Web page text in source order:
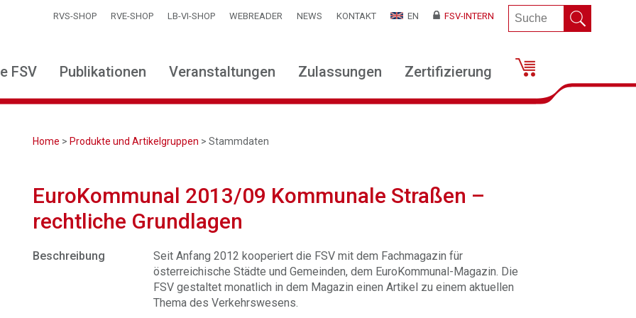
RVS-SHOP RVE-SHOP LB-VI-SHOP WEBREADER NEWS KONTAKT EN FSV-INTERN
FSV Publikationen Veranstaltungen Zulassungen Zertifizierung
Home > Produkte und Artikelgruppen > Stammdaten
EuroKommunal 2013/09 Kommunale Straßen –
rechtliche Grundlagen
Beschreibung
Seit Anfang 2012 kooperiert die FSV mit dem Fachmagazin für
österreichische Städte und Gemeinden, dem EuroKommunal-Magazin. Die
FSV gestaltet monatlich in dem Magazin einen Artikel zu einem aktuellen
Thema des Verkehrswesens.